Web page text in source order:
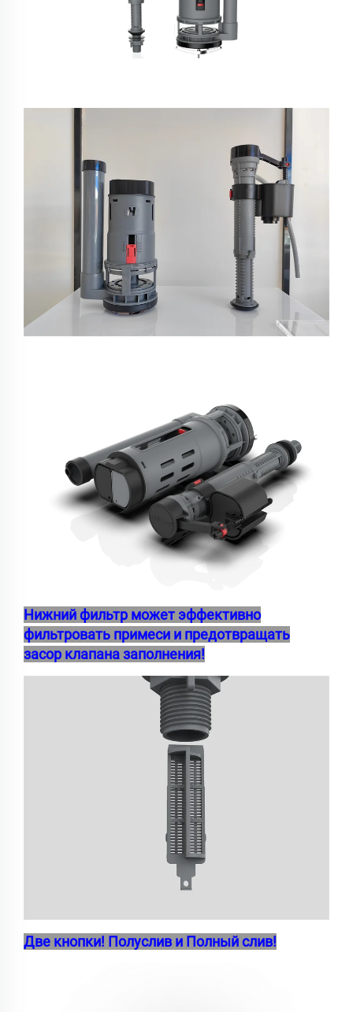
Нижний фильтр может эффективно
фильтровать примеси и предотвращать
засор клапана заполнения!
Две кнопки! Полуслив и Полный слив!